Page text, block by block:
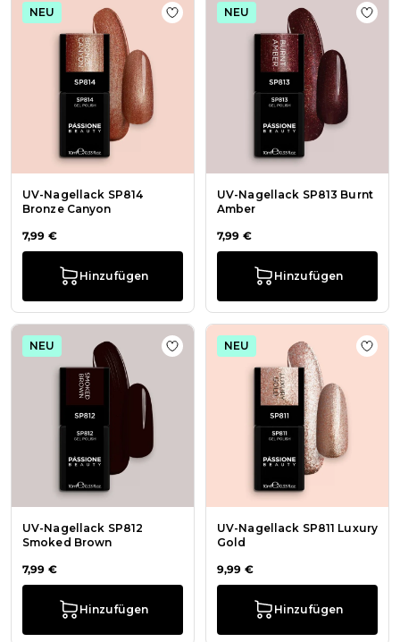
NEU
UV-Nagellack SP814
Bronze Canyon
7,99 €
Hinzufügen
Zur Wunschliste hinzufügen UV-
NEU
UV-Nagellack SP813 Burnt
Amber
7,99 €
Hinzufügen
Zur
NEU
UV-Nagellack SP812
Smoked Brown
7,99 €
Hinzufügen
Zur Wunschliste hinzufügen UV-
NEU
UV-Nagellack SP811 Luxury
Gold
9,99 €
Hinzufügen
Zur